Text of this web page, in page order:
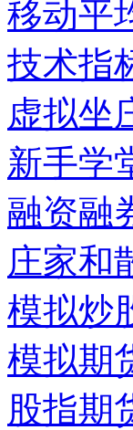
移动平
技术指
虚拟坐
新手学
融资融
庄家和
模拟炒
模拟期
股指期